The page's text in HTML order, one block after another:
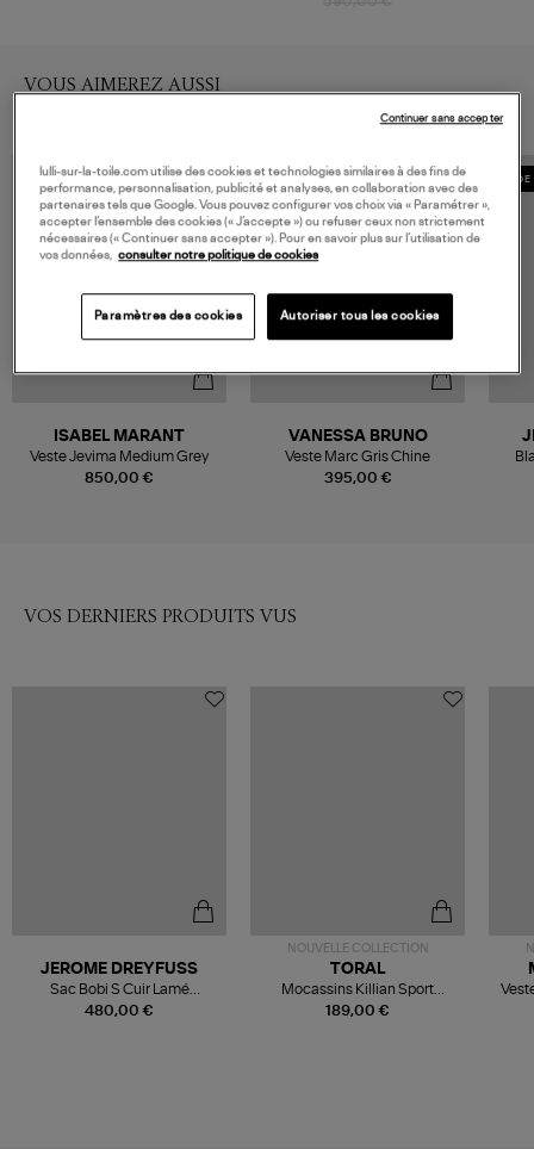
VOUS AIMEREZ AUSSI
850,00 €
ISABEL MARANT
Veste Jevima Medium Grey
395,00 €
VANESSA BRUNO
Veste Marc Gris Chine
VOS DERNIERS PRODUITS VUS
480,00 €
JEROME DREYFUSS
Sac Bobi S Cuir Lamé
Champagne
NOUVELLE COLLECTION
189,00 €
TORAL
Mocassins Killian Sport
Mousse
lulli-sur-la-toile.com utilise des cookies et technologies similaires à des fins de
performance, personnalisation, publicité et analyses, en collaboration avec des
partenaires tels que Google. Vous pouvez configurer vos choix via « Paramétrer »,
accepter l’ensemble des cookies (« J’accepte ») ou refuser ceux non strictement
nécessaires (« Continuer sans accepter »). Pour en savoir plus sur l’utilisation de
vos données, consulter notre politique de cookies
Paramètres des cookies Autoriser tous les cookies
Continuer sans accepter